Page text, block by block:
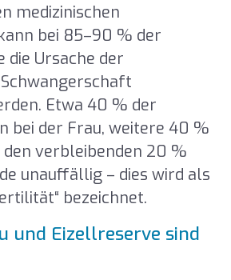
medizinischen
bei 85–90 % der
Ursache der
Etwa 40 % der
bei der Frau, weitere 40 %
den verbleibenden 20 %
unauffällig – dies wird als
bezeichnet.
und Eizellreserve sind